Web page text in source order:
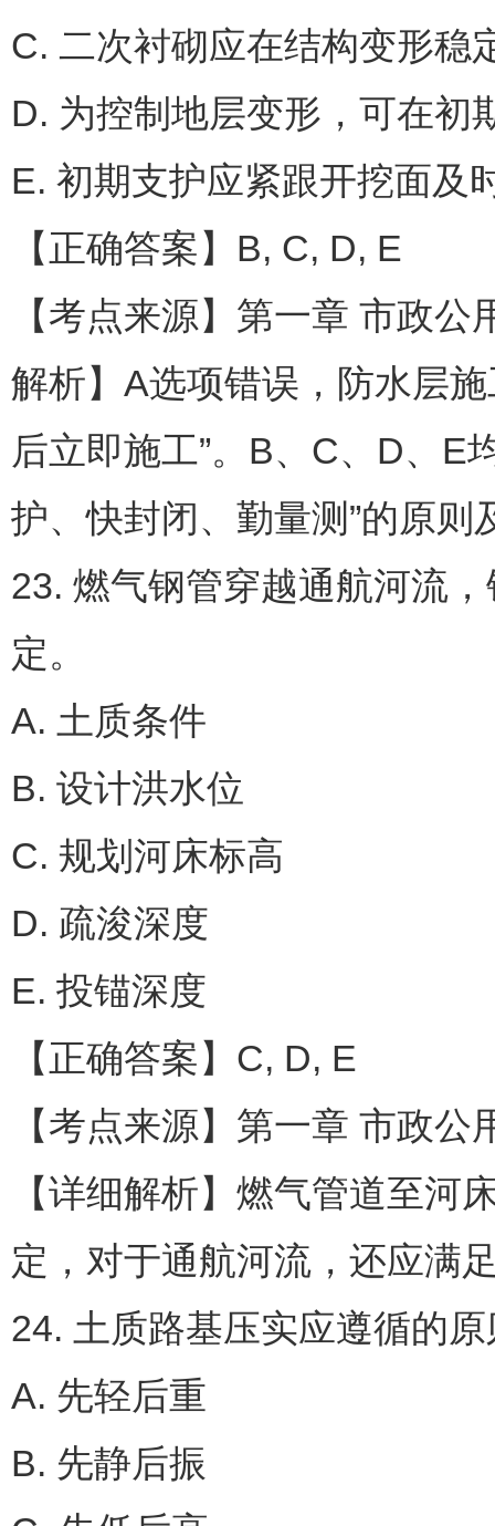
C. 二次衬砌应在结构变形稳
D. 为控制地层变形，可在
E. 初期支护应紧跟开挖面及
【正确答案】B, C, D, E
【考点来源】第一章 市政
解析】A选项错误，防水层
后立即施工”。B、C、D、E
护、快封闭、勤量测”的原则
23. 燃气钢管穿越通航河流
定。
A. 土质条件
B. 设计洪水位
C. 规划河床标高
D. 疏浚深度
E. 投锚深度
【正确答案】C, D, E
【考点来源】第一章 市政
【详细解析】燃气管道至河
定，对于通航河流，还应满
24. 土质路基压实应遵循的
A. 先轻后重
B. 先静后振